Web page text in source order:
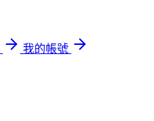
我的帳號